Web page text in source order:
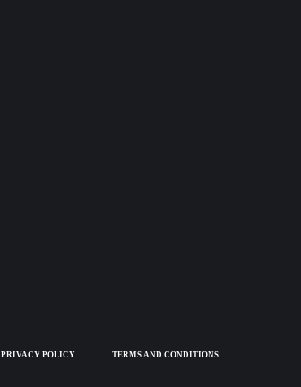
PRIVACY POLICY TERMS AND CONDITIONS